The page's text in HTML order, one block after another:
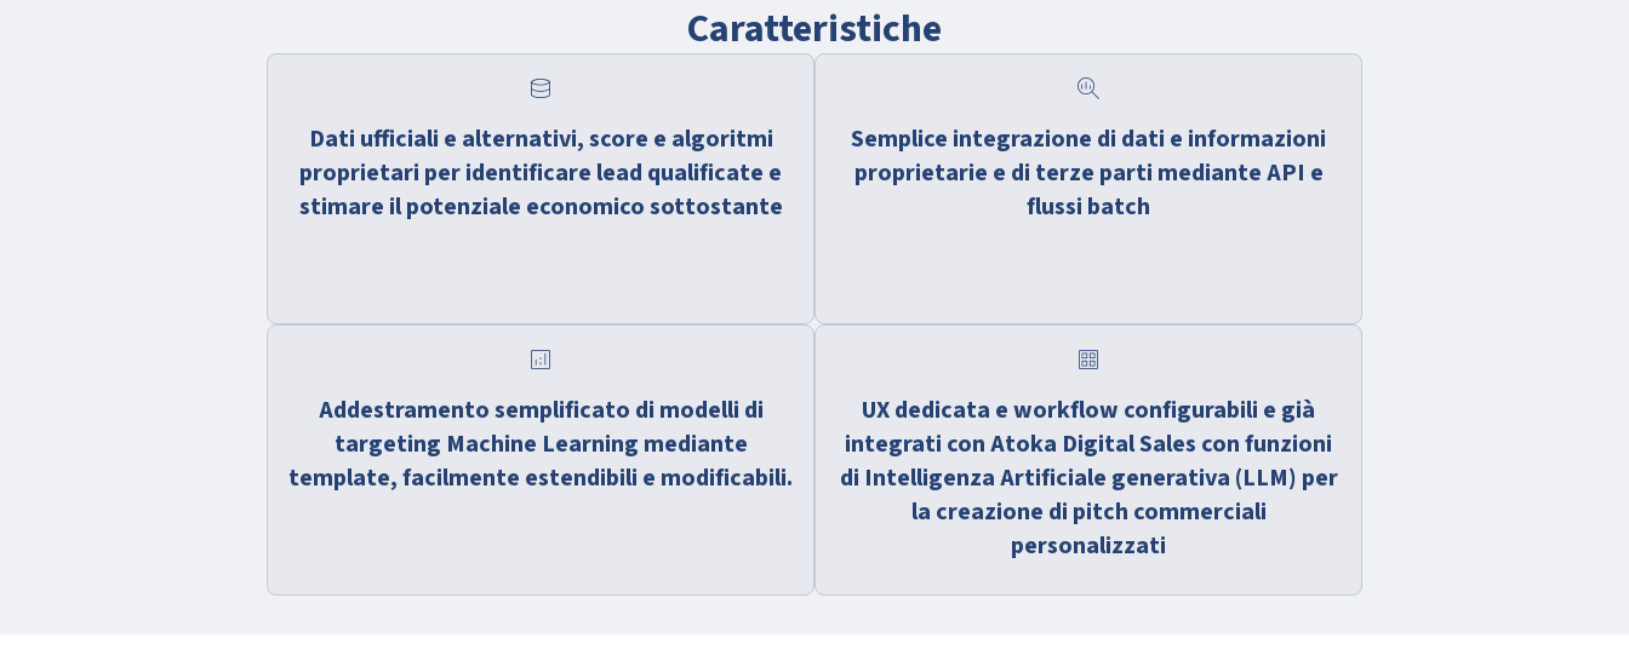
Caratteristiche
database
Dati ufficiali e alternativi, score e algoritmi
proprietari per identificare lead qualificate e
stimare il potenziale economico sottostante
search_insights
Semplice integrazione di dati e informazioni
proprietarie e di terze parti mediante API e
flussi batch
analytics
Addestramento semplificato di modelli di
targeting Machine Learning mediante
template, facilmente estendibili e modificabili.
cards
UX dedicata e workflow configurabili e già
integrati con Atoka Digital Sales con funzioni
di Intelligenza Artificiale generativa (LLM) per
la creazione di pitch commerciali
personalizzati